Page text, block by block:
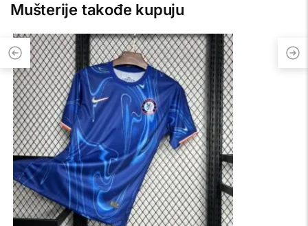
Mušterije takođe kupuju